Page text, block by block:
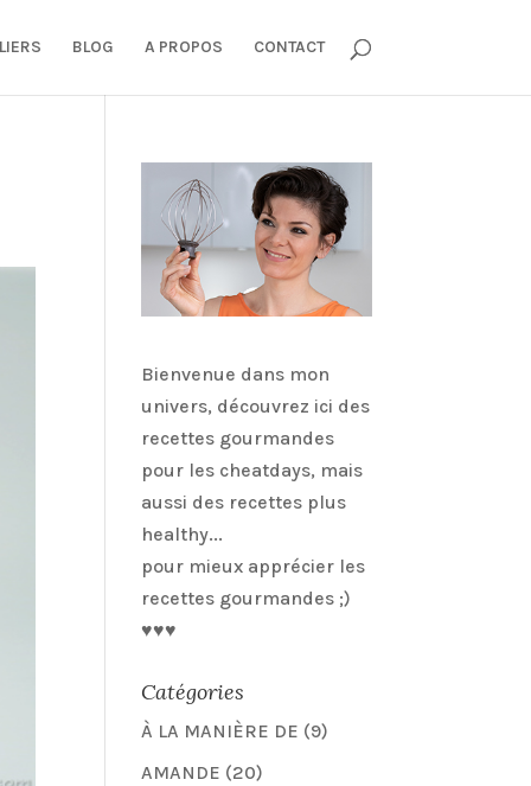
BLOG A PROPOS CONTACT
Bienvenue dans mon
univers, découvrez ici des
recettes gourmandes
pour les cheatdays, mais
aussi des recettes plus
healthy...
pour mieux apprécier les
recettes gourmandes ;)
♥♥♥
Catégories
À LA MANIÈRE DE (9)
AMANDE (20)